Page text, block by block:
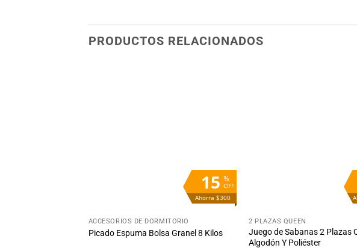
PRODUCTOS RELACIONADOS
%
OFF
15
Ahorra $300
ACCESORIOS DE DORMITORIO
Picado Espuma Bolsa Granel 8 Kilos
2 PLAZAS QUEEN
Juego de Sabanas 2 Plazas
Algodón Y Poliéster